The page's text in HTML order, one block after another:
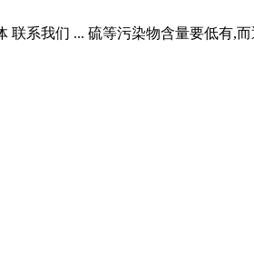
系我们 ... 硫等污染物含量要低有,